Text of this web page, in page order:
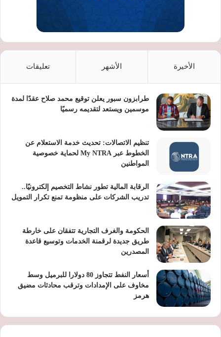
الأخيرة الأشهر تعليقات
طرابزون سبور يعلن توقيع محمد صلاح عقدًا لمدة
موسمين ويستعد لتقديمه رسميًا
تنظيم الاتصالات: تحديث خدمة الاستعلام عن
الخطوط عبر My NTRA لحماية خصوصية
المواطنين
الرقابة المالية تطور نشاط التخصيم إلكترونيًا..
تدريب الشركات على منظومة تمنع تكرار التمويل
الحكومة والغرف التجارية تتفقان على خارطة
طريق جديدة لرقمنة الخدمات وتوسيع قاعدة
المصدرين
أسعار النفط تتجاوز 80 دولارا للبرميل وسط
مخاوف على الإمدادات وترقب محادثات مضيق
هرمز